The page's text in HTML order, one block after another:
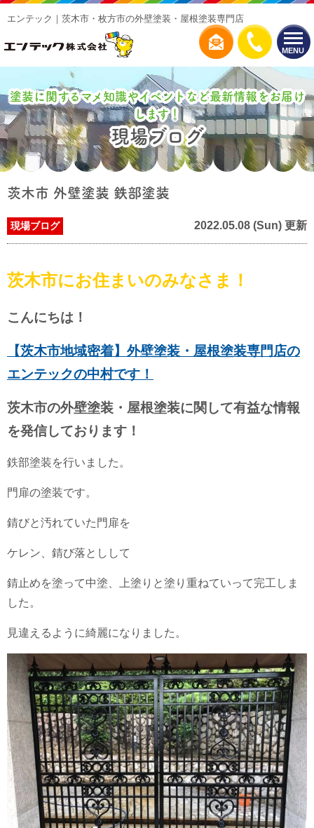
MENU
エンテック｜茨木市・枚方市の外壁塗装・屋根塗装専門店
塗装に関するマメ知識やイベントなど最新情報をお届け
します！
現場ブログ
茨木市 外壁塗装 鉄部塗装
現場ブログ 2022.05.08 (Sun) 更新
茨木市にお住まいのみなさま！
こんにちは！
【茨木市地域密着】外壁塗装・屋根塗装専門店の
エンテックの中村です！
茨木市の外壁塗装・屋根塗装に関して有益な情報
を発信しております！
鉄部塗装を行いました。
門扉の塗装です。
錆びと汚れていた門扉を
ケレン、錆び落としして
錆止めを塗って中塗、上塗りと塗り重ねていって完工しま
した。
見違えるように綺麗になりました。